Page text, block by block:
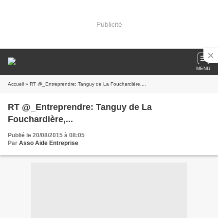
Publicité
MENU
Accueil » RT @_Entreprendre: Tanguy de La Fouchardière,...
RT @_Entreprendre: Tanguy de La
Fouchardière,...
Publié le 20/08/2015 à 08:05
Par Asso Aide Entreprise